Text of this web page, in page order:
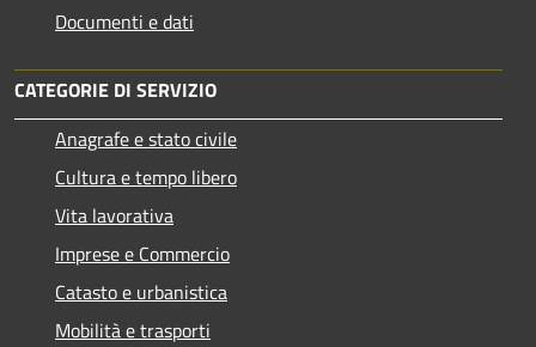
Documenti e dati
CATEGORIE DI SERVIZIO
Anagrafe e stato civile
Cultura e tempo libero
Vita lavorativa
Imprese e Commercio
Catasto e urbanistica
Mobilità e trasporti